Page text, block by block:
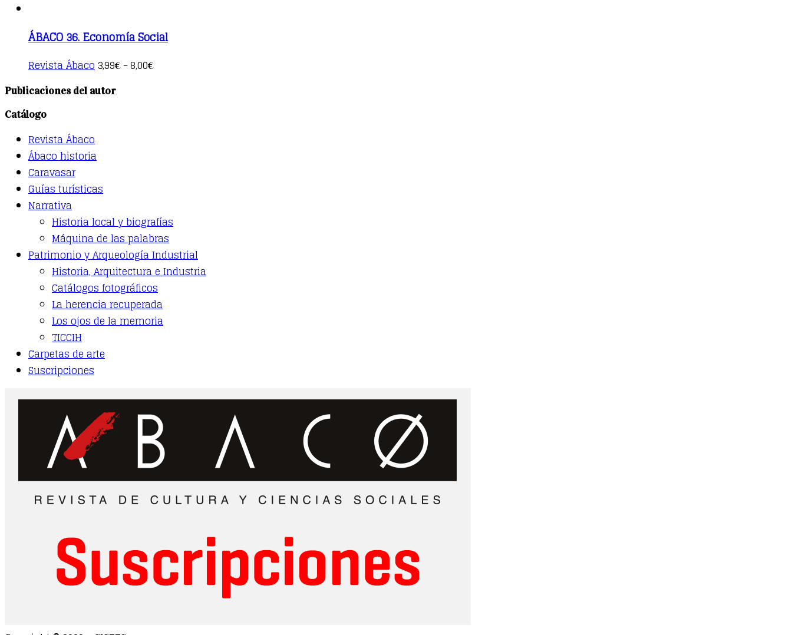
ÁBACO 36. Economía Social
Revista Ábaco This
product
has
multiple
the
product
3,99€ – 8,00€
Publicaciones del autor
Catálogo
Revista Ábaco
Ábaco historia
Caravasar
Guías turísticas
Narrativa
Historia local y biografías
Máquina de las palabras
Patrimonio y Arqueología Industrial
Historia, Arquitectura e Industria
Catálogos fotográficos
La herencia recuperada
Los ojos de la memoria
TICCIH
Carpetas de arte
Suscripciones